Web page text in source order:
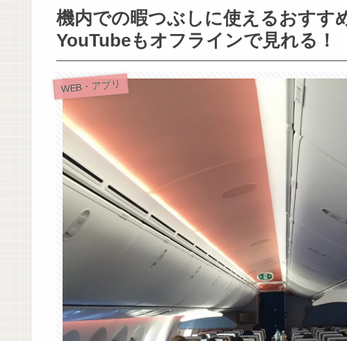
機内での暇つぶしに使えるおすす
YouTubeもオフラインで見れる！
WEB・アプリ